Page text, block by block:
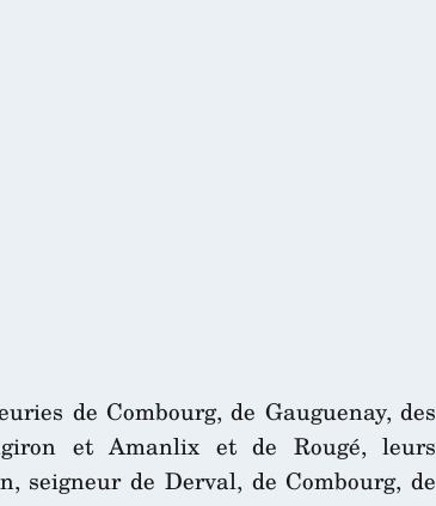
de Combourg, de Gauguenay, des
et Amanlix et de Rougé, leurs
seigneur de Derval, de Combourg, de